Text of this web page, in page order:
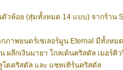
วห้อย (สุ่มทั้งหมด 14 แบบ) จากร้าน
กภาพยนตร์เซเลอร์มูน Eternal มีทั้ง
ลึกเงินมายา โกลเด้นคริสตัล เมอร์คิ
โตคริสตัล และ แซทเทิร์นคริสตัล